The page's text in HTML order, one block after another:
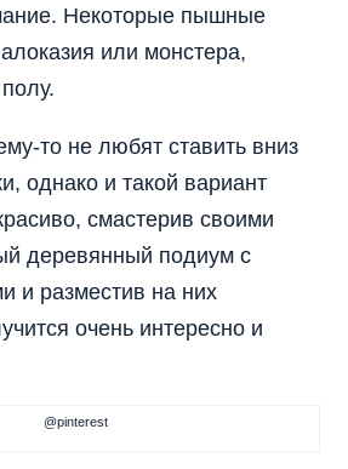
Некоторые пышные
или монстера,
то не любят ставить вниз
однако и такой вариант
смастерив своими
деревянный подиум с
и разместив на них
очень интересно и
@pinterest